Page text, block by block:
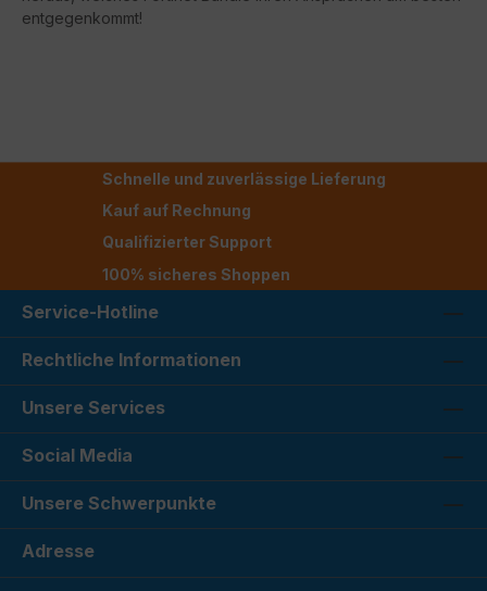
entgegenkommt!
Schnelle und zuverlässige Lieferung
Kauf auf Rechnung
Qualifizierter Support
100% sicheres Shoppen
Service-Hotline
Rechtliche Informationen
Unsere Services
Social Media
Unsere Schwerpunkte
Adresse